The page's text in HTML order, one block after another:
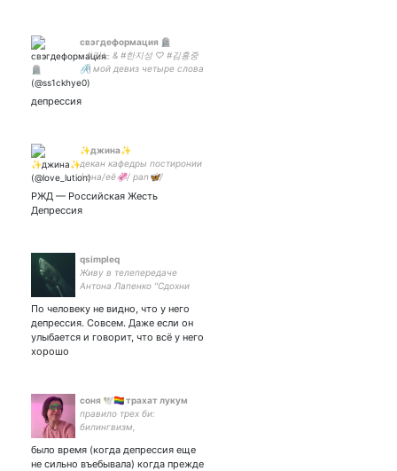
свэгдеформация 🪦
- #리노 & #한지성 ♡ #김홍중
🖇 мой девиз четыре слова
свэг свэг свэг свэг
депрессия
✨джина✨
декан кафедры постиронии
/ она/еë🦑/ pan🦋/
РЖД — Российская Жесть
Депрессия
qsimpleq
Живу в телепередаче
Антона Лапенко "Сдохни
разохуеть и выжить.
По человеку не видно, что у него
депрессия. Совсем. Даже если он
улыбается и говорит, что всё у него
хорошо
соня 🕊🏳️‍🌈 трахат лукум
правило трех би:
билингвизм,
биполярное расстройство
было время (когда депрессия еще
не сильно въебывала) когда прежде